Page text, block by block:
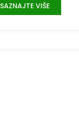
SAZNAJTE VIŠE